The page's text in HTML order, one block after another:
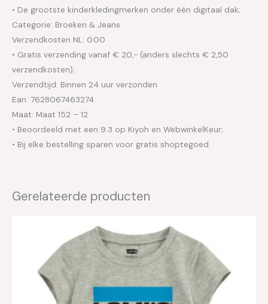
• De grootste kinderkledingmerken onder één digitaal dak;
Categorie: Broeken & Jeans
Verzendkosten NL: 0.00
• Gratis verzending vanaf € 20,- (anders slechts € 2,50
verzendkosten);
Verzendtijd: Binnen 24 uur verzonden
Ean: 7628067463274
Maat: Maat 152 – 12
• Beoordeeld met een 9.3 op Kiyoh en WebwinkelKeur;
• Bij elke bestelling sparen voor gratis shoptegoed.
Gerelateerde producten